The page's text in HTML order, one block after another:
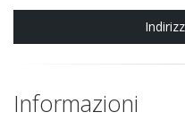
Informazioni